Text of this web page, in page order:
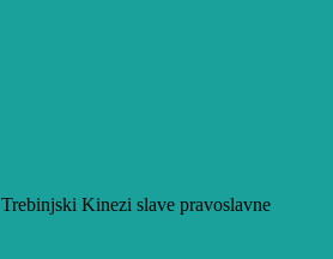
Trebinjski Kinezi slave pravoslavne